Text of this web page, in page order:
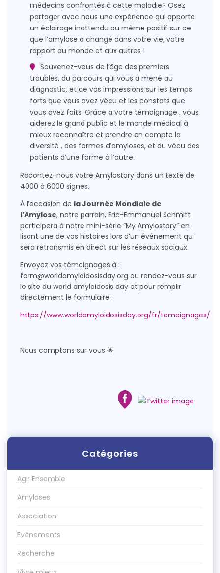
médecins confrontés à cette maladie? Osez
partager avec nous une expérience qui apporte
un éclairage inattendu ou même positif sur ce
que l’amylose a changé dans votre vie, votre
rapport au monde et aux autres !
Souvenez-vous de l’âge des premiers
troubles, du parcours qui vous a mené au
diagnostic, et de vos impressions sur les temps
forts que vous avez vécu et les constats que
vous avez faits. Grâce à votre témoignage , vous
aiderez le grand public et le monde médical à
mieux reconnaître et prendre en compte la
diversité , des formes d’amyloses, et du vécu des
patients d’une forme à l’autre.
Racontez-nous votre Amylostory dans un texte de
4000 à 6000 signes.
À l’occasion de la Journée Mondiale de
l’Amylose, notre parrain, Eric-Emmanuel Schmitt
participera à notre mini-série “My Amylostory” en
lisant une de vos histoires lors d’un événement qui
sera retransmis en direct sur les réseaux sociaux.
Envoyez vos témoignages à :
form@worldamyloidosisday.org ou rendez-vous sur
le site du world amyloidosis day et pour remplir
directement le formulaire :
https://www.worldamyloidosisday.org/fr/temoignages/
Nous comptons sur vous 🌟
Catégories
Agir Ensemble
Amyloses
Association
Evénements
Recherche